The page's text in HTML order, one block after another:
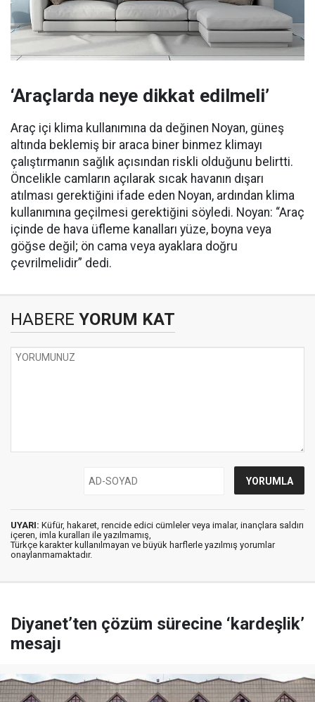
‘Araçlarda neye dikkat edilmeli’
Araç içi klima kullanımına da değinen Noyan, güneş
altında beklemiş bir araca biner binmez klimayı
çalıştırmanın sağlık açısından riskli olduğunu belirtti.
Öncelikle camların açılarak sıcak havanın dışarı
atılması gerektiğini ifade eden Noyan, ardından klima
kullanımına geçilmesi gerektiğini söyledi. Noyan: “Araç
içinde de hava üfleme kanalları yüze, boyna veya
göğse değil; ön cama veya ayaklara doğru
çevrilmelidir” dedi.
HABERE YORUM KAT
UYARI: Küfür, hakaret, rencide edici cümleler veya imalar, inançlara saldırı
içeren, imla kuralları ile yazılmamış,
Türkçe karakter kullanılmayan ve büyük harflerle yazılmış yorumlar
onaylanmamaktadır.
Diyanet’ten çözüm sürecine ‘kardeşlik’
mesajı